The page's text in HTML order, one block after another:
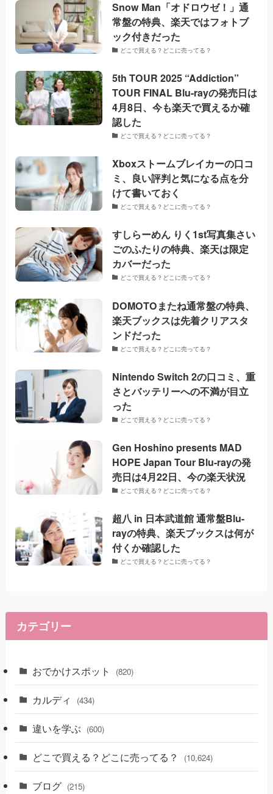
Snow Man「オドロウゼ！」通
常盤の特典、楽天ではフォトブ
ック付きだった
どこで買える？どこに売ってる？
5th TOUR 2025 “Addiction”
TOUR FINAL Blu-rayの発売日は
4月8日、今も楽天で買えるか確
認した
どこで買える？どこに売ってる？
Xboxストームブレイカーの口コ
ミ、良い評判と気になる点を分
けて書いておく
どこで買える？どこに売ってる？
すしらーめん りく1st写真集さい
ごのふたりの特典、楽天は限定
カバーだった
どこで買える？どこに売ってる？
DOMOTOまたね通常盤の特典、
楽天ブックスは先着クリアスタ
ンドだった
どこで買える？どこに売ってる？
Nintendo Switch 2の口コミ、重
さとバッテリーへの不満が目立
った
どこで買える？どこに売ってる？
Gen Hoshino presents MAD
HOPE Japan Tour Blu-rayの発
売日は4月22日、今の楽天状況
どこで買える？どこに売ってる？
超八 in 日本武道館 通常盤Blu-
rayの特典、楽天ブックスは何が
付くか確認した
どこで買える？どこに売ってる？
カテゴリー
おでかけスポット (820)
カルディ (434)
違いを学ぶ (600)
どこで買える？どこに売ってる？ (10,624)
ブログ (215)